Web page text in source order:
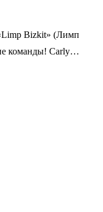
Bizkit» (Лимп
команды! Carly…